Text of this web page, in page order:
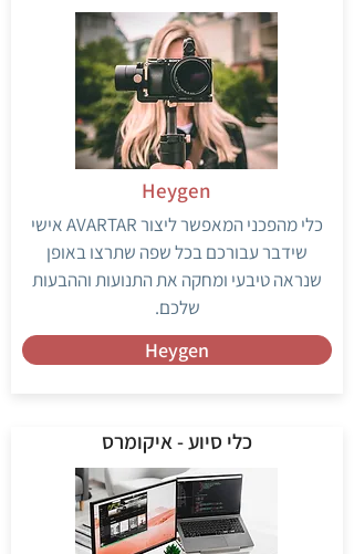
כלי מהפכני המאפשר ליצור AVARTAR אישי
שידבר עבורכם בכל שפה שתרצו באופן
שנראה טיבעי ומחקה את התנועות וההבעות
שלכם.
Heygen
Heygen
כלי סיוע - איקומרס